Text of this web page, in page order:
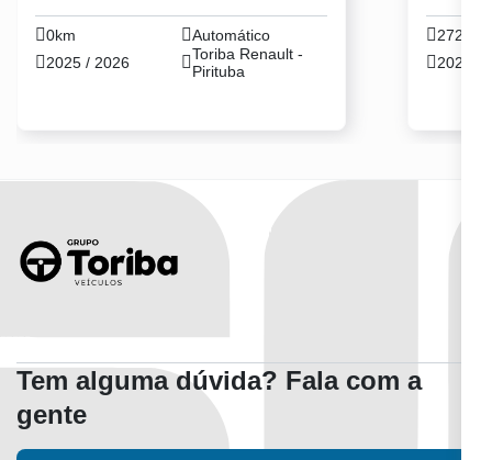
0km
Automático
2025 / 2026
Toriba Renault -
Pirituba
2025 /
Tem alguma dúvida? Fala com a
gente